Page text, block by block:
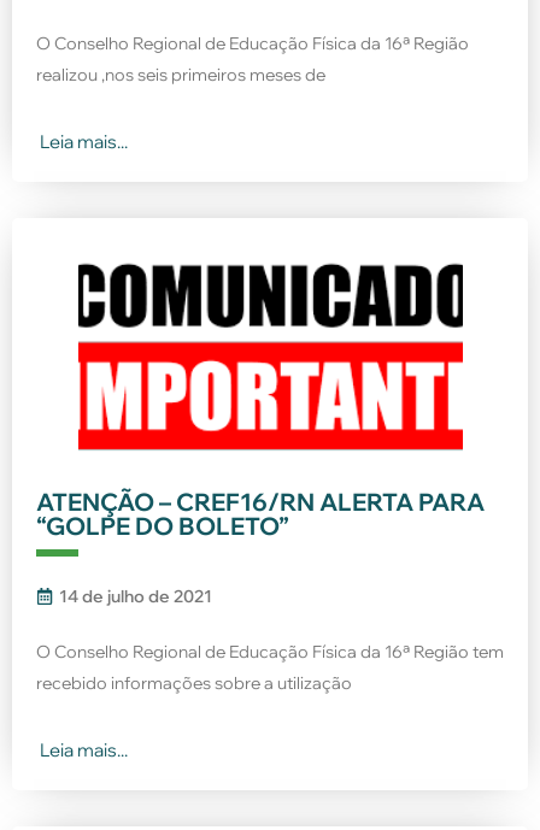
O Conselho Regional de Educação Física da 16ª Região
realizou ,nos seis primeiros meses de
Leia mais...
ATENÇÃO – CREF16/RN ALERTA PARA
“GOLPE DO BOLETO”
14 de julho de 2021
O Conselho Regional de Educação Física da 16ª Região tem
recebido informações sobre a utilização
Leia mais...